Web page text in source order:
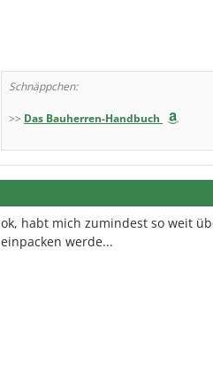
Schnäppchen:
>> Das Bauherren-Handbuch
ok, habt mich zumindest so weit
einpacken werde...